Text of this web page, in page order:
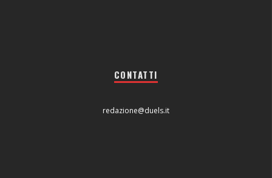
CONTATTI
redazione@duels.it